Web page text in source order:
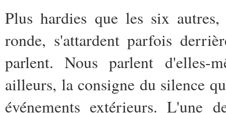
Plus hardies que les six
ronde, s'attardent parfois
parlent. Nous parlent d'elles-
ailleurs, la consigne du silence
événements extérieurs.